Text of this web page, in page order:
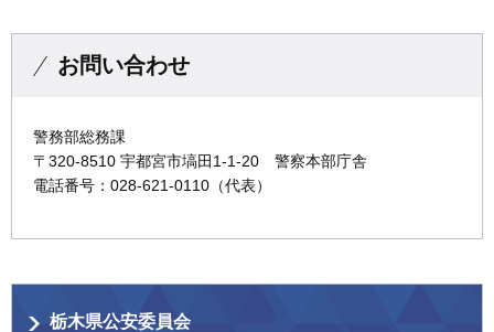
お問い合わせ
警務部総務課
〒320-8510 宇都宮市塙田1-1-20 警察本部庁舎
電話番号：028-621-0110（代表）
栃木県公安委員会